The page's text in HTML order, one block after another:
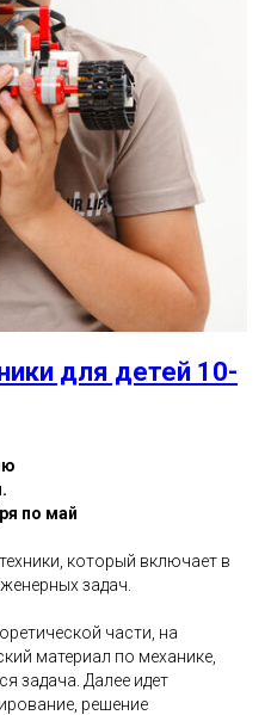
для детей 10-
по май
который включает в
задач.
части, на
материал по механике,
задача. Далее идет
решение